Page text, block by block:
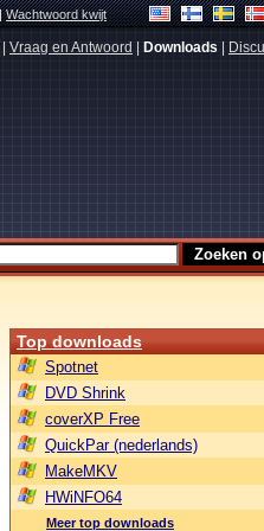
Wachtwoord kwijt
Vraag en Antwoord Downloads
Top downloads
Spotnet
DVD Shrink
coverXP Free
QuickPar (nederlands)
MakeMKV
HWiNFO64
Meer top downloads